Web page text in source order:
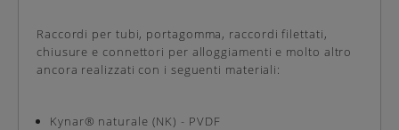
Raccordi per tubi, portagomma, raccordi filettati,
chiusure e connettori per alloggiamenti e molto altro
ancora realizzati con i seguenti materiali:
Kynar® naturale (NK) - PVDF